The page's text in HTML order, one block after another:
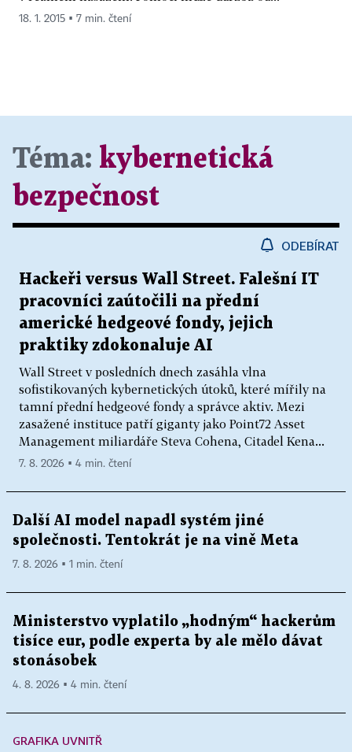
18. 1. 2015 ▪ 7 min. čtení
Téma: kybernetická
bezpečnost
ODEBÍRAT
Hackeři versus Wall Street. Falešní IT
pracovníci zaútočili na přední
americké hedgeové fondy, jejich
praktiky zdokonaluje AI
Wall Street v posledních dnech zasáhla vlna
sofistikovaných kybernetických útoků, které mířily na
tamní přední hedgeové fondy a správce aktiv. Mezi
zasažené instituce patří giganty jako Point72 Asset
Management miliardáře Steva Cohena, Citadel Kena...
7. 8. 2026 ▪ 4 min. čtení
Další AI model napadl systém jiné
společnosti. Tentokrát je na vině Meta
7. 8. 2026 ▪ 1 min. čtení
Ministerstvo vyplatilo „hodným“ hackerům
tisíce eur, podle experta by ale mělo dávat
stonásobek
4. 8. 2026 ▪ 4 min. čtení
GRAFIKA UVNITŘ